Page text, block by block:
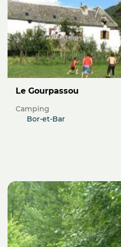
Le Gourpassou
Camping
Bor-et-Bar